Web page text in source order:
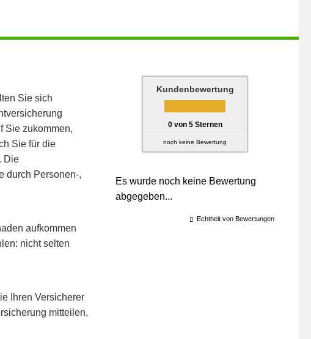
Kundenbewertung
0von 5Sternen
noch keine Bewertung
Es wurde noch keine Bewertung
abgegeben...
Echtheit von Bewertungen
Sie sich
Sie zukommen,
Sie für die
Die
durch Personen-,
aufkommen
nicht selten
Ihren Versicherer
mitteilen,